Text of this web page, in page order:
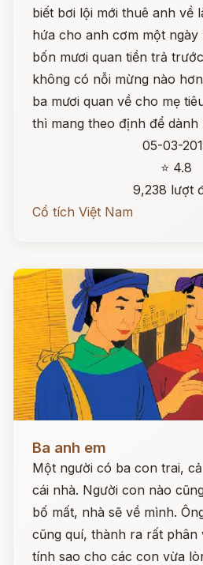
biết bơi lội mới thuê anh về
hứa cho anh cơm một
bốn mươi quan tiền trả
không có nỗi mừng nào
ba mươi quan về cho mẹ
thì mang theo định để dành
05-03-
⭐ 4.8
9,238 lượt
Cổ tích Việt Nam
Ba anh em
Một người có ba con trai,
cái nhà. Người con nào
bố mất, nhà sẽ về mình.
cũng quí, thành ra rất phân
tính sao cho các con vừa